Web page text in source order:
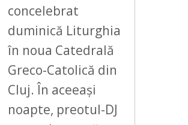
concelebrat
duminică Liturghia
în noua Catedrală
Greco-Catolică din
Cluj. În aceeași
noapte, preotul-DJ